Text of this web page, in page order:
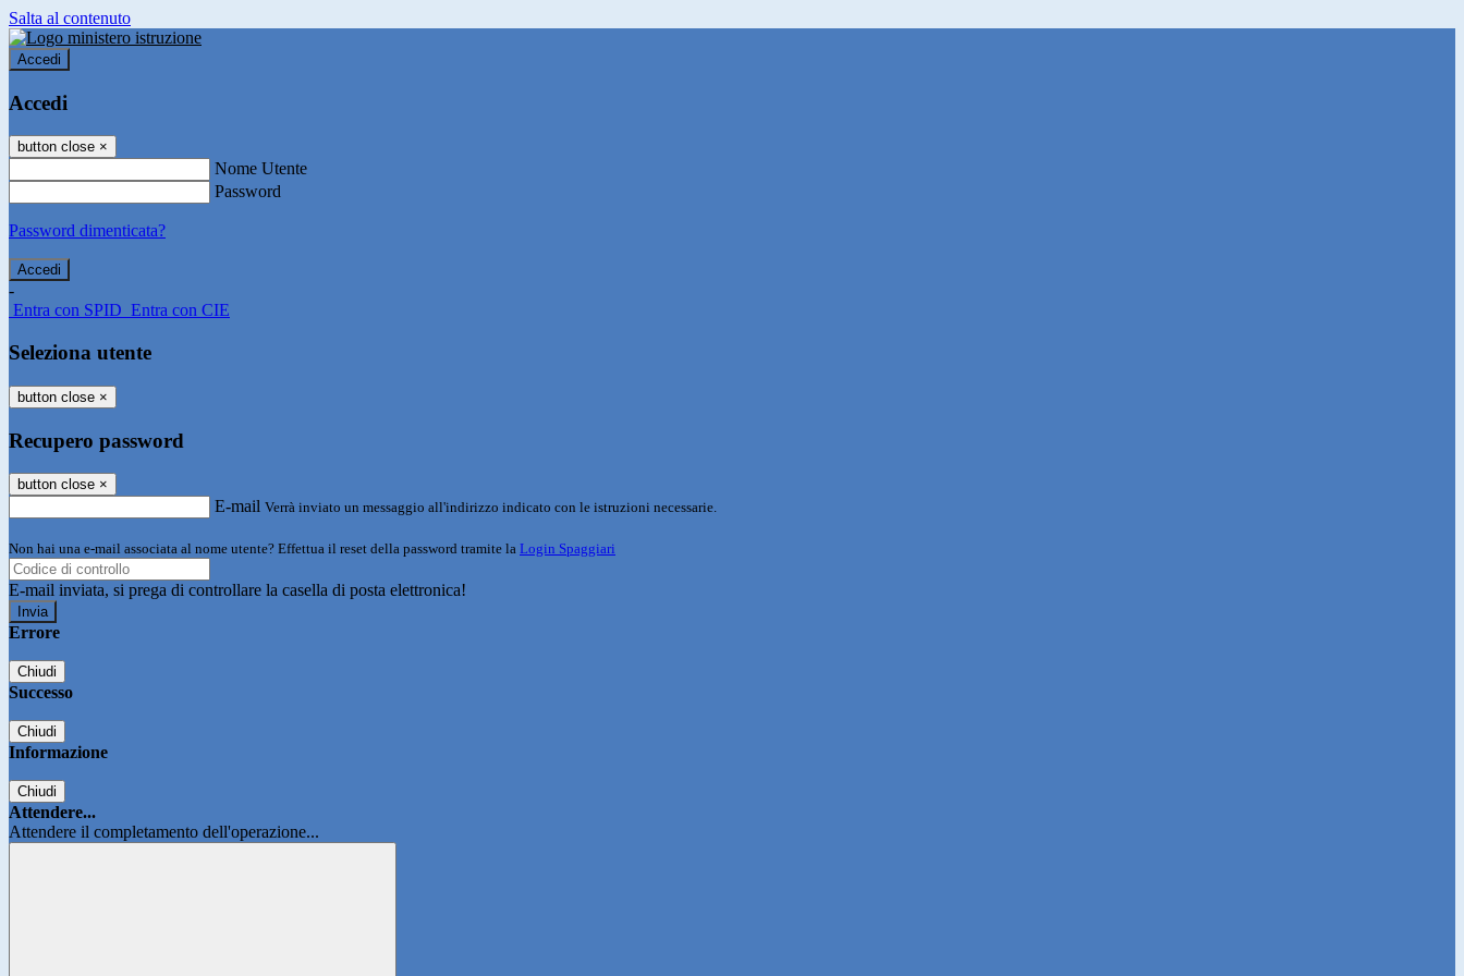
Salta al contenuto
Accedi
Accedi
button close ×
Nome Utente
Password
Password dimenticata?
-
Entra con SPID Entra con CIE
Seleziona utente
button close ×
Recupero password
button close ×
E-mail Verrà inviato un messaggio all'indirizzo indicato con le istruzioni necessarie.
Non hai una e-mail associata al nome utente? Effettua il reset della password tramite la Login Spaggiari
E-mail inviata, si prega di controllare la casella di posta elettronica!
Errore
Chiudi
Successo
Chiudi
Informazione
Chiudi
Attendere...
Attendere il completamento dell'operazione...